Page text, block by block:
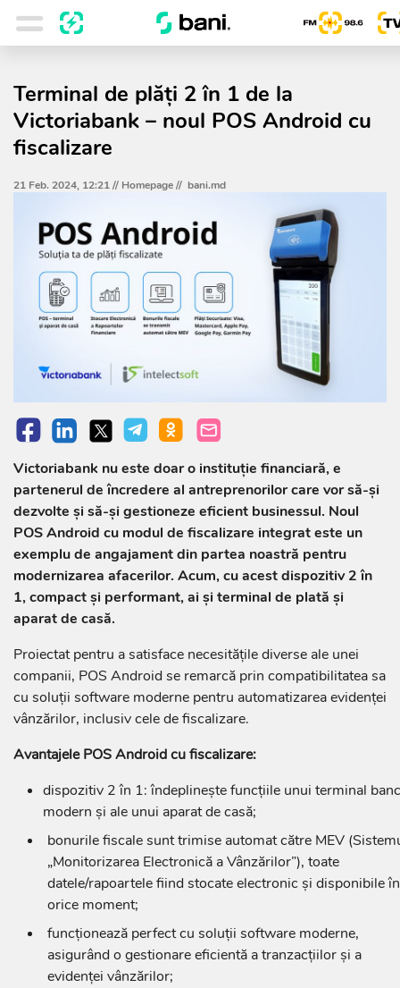
Terminal de plăți 2 în 1 de la
Victoriabank – noul POS Android cu
fiscalizare
21 Feb. 2024, 12:21 // Homepage// bani.md
Victoriabank nu este doar o instituție financiară, e
partenerul de încredere al antreprenorilor care vor să-și
dezvolte și să-și gestioneze eficient businessul. Noul
POS Android cu modul de fiscalizare integrat este un
exemplu de angajament din partea noastră pentru
modernizarea afacerilor. Acum, cu acest dispozitiv 2 în
1, compact și performant, ai și terminal de plată și
aparat de casă.
Proiectat pentru a satisface necesitățile diverse ale unei
companii, POS Android se remarcă prin compatibilitatea sa
cu soluții software moderne pentru automatizarea evidenței
vânzărilor, inclusiv cele de fiscalizare.
Avantajele POS Android cu fiscalizare:
dispozitiv 2 în 1: îndeplinește funcțiile unui terminal
modern și ale unui aparat de casă;
bonurile fiscale sunt trimise automat către MEV
„Monitorizarea Electronică a Vânzărilor”), toate
datele/rapoartele fiind stocate electronic și disponibile în
orice moment;
funcționează perfect cu soluții software moderne,
asigurând o gestionare eficientă a tranzacțiilor și a
evidenței vânzărilor;